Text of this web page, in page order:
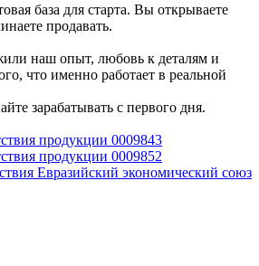
база для старта. Вы открываете
продавать.
наш опыт, любовь к деталям и
что именно работает в реальной
зарабатывать с первого дня.